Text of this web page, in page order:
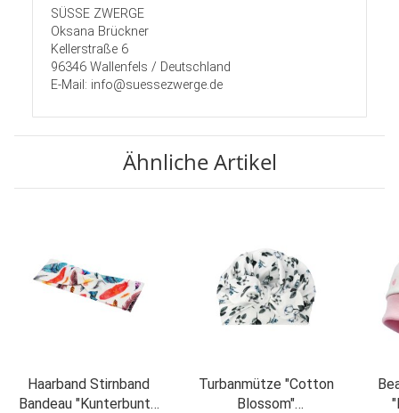
SÜSSE ZWERGE
Oksana Brückner
Kellerstraße 6
96346 Wallenfels / Deutschland
E-Mail: info@suessezwerge.de
Ähnliche Artikel
Haarband Stirnband
Bandeau "Kunterbunte
Turbanmütze "Cotton
Blossom"